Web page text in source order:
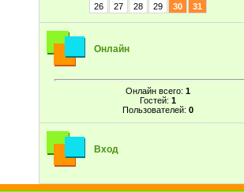
26
27 28 29 30 31
Онлайн
Онлайн всего: 1
Гостей: 1
Пользователей: 0
Вход